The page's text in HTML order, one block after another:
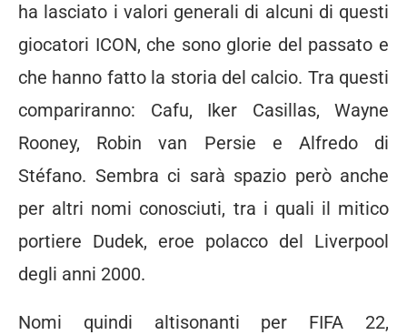
ha lasciato i valori generali di alcuni di questi
giocatori ICON, che sono glorie del passato e
che hanno fatto la storia del calcio. Tra questi
compariranno: Cafu, Iker Casillas, Wayne
Rooney, Robin van Persie e Alfredo di
Stéfano. Sembra ci sarà spazio però anche
per altri nomi conosciuti, tra i quali il mitico
portiere Dudek, eroe polacco del Liverpool
degli anni 2000.
Nomi quindi altisonanti per FIFA 22,